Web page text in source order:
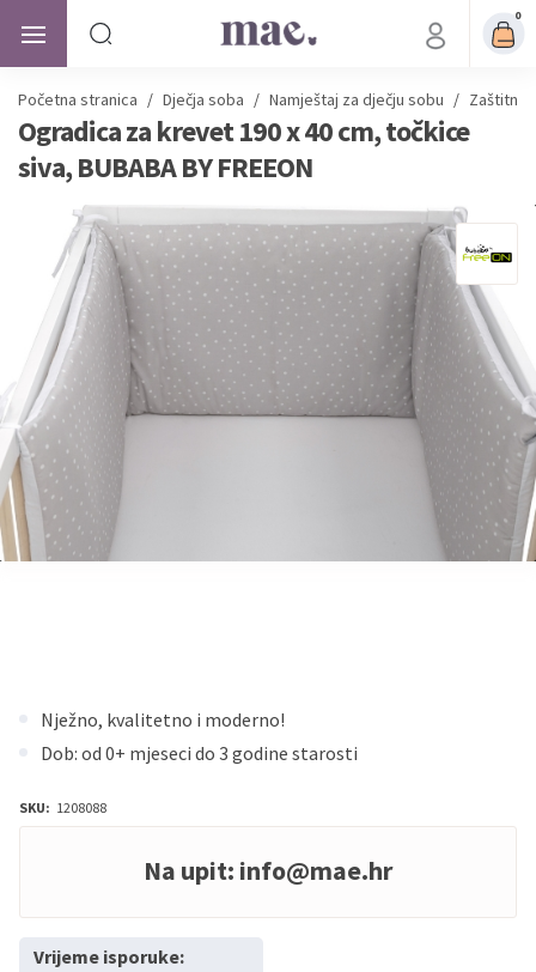
0
Početna stranica / Dječja soba / Namještaj za dječju sobu / Zaštitne
Ogradica za krevet 190 x 40 cm, točkice
siva, BUBABA BY FREEON
Nježno, kvalitetno i moderno!
Dob: od 0+ mjeseci do 3 godine starosti
SKU: 1208088
Na upit: info@mae.hr
Vrijeme isporuke: